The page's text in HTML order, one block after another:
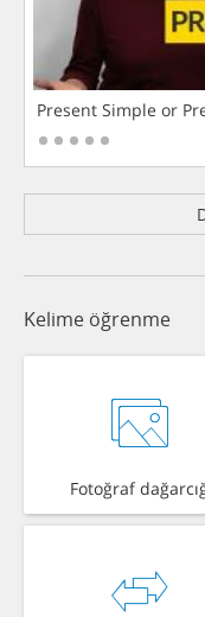
Present Simple or
Kelime öğrenme
Fotoğraf